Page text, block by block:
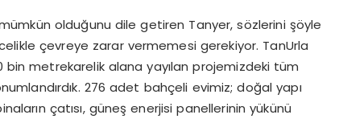
olduğunu dile getiren Tanyer, sözlerini şöyle
çevreye zarar vermemesi gerekiyor. TanUrla
bin metrekarelik alana yayılan projemizdeki tüm
276 adet bahçeli evimiz; doğal yapı
çatısı, güneş enerjisi panellerinin yükünü